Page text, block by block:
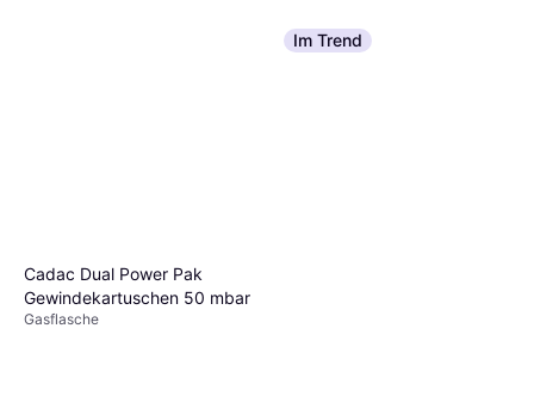
Cadac Dual Power Pak
Gewindekartuschen 50 mbar
Gasflasche
Im Trend